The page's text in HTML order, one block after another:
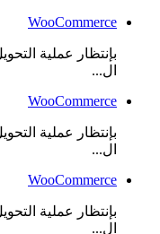
WooCommerce
بإنتظار عملية
ال...
WooCommerce
بإنتظار عملية
ال...
WooCommerce
بإنتظار عملية
ال...